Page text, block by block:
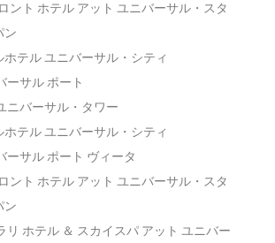
ント ホテル アット ユニバーサル・スタ
ン
ホテル ユニバーサル・シティ
ーサル ポート
ニバーサル・タワー
ホテル ユニバーサル・シティ
ーサル ポート ヴィータ
ント ホテル アット ユニバーサル・スタ
ン
リ ホテル ＆ スカイスパ アット ユニバー